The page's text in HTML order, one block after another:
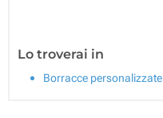
Lo troverai in
Borracce personalizzate